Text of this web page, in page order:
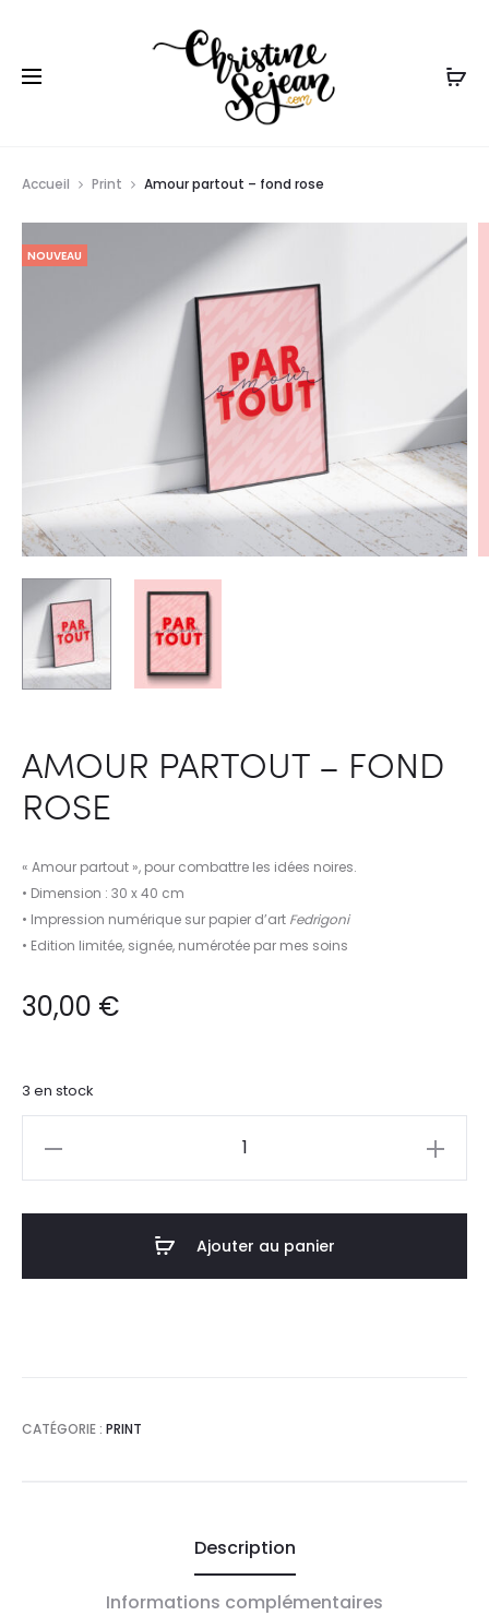
Accueil Print Amour partout – fond rose
NOUVEAU
AMOUR PARTOUT – FOND
ROSE
« Amour partout », pour combattre les idées noires.
• Dimension : 30 x 40 cm
• Impression numérique sur papier d’art Fedrigoni
• Edition limitée, signée, numérotée par mes soins
30,00 €
3 en stock
Ajouter au panier
CATÉGORIE : PRINT
Description
Informations complémentaires